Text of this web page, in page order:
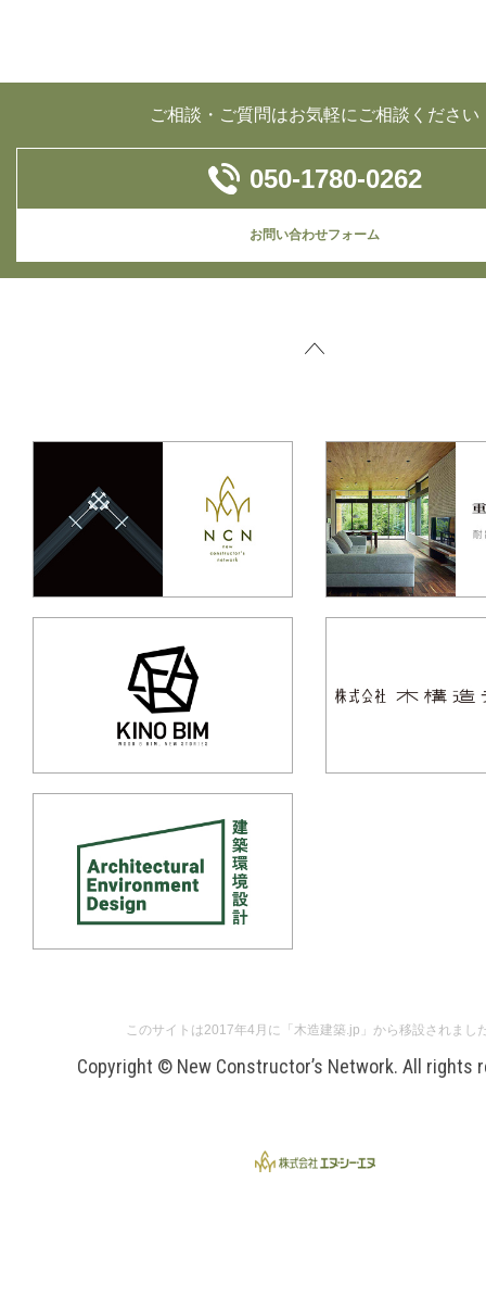
ご相談・ご質問はお気軽にご相談ください
050-1780-0262
お問い合わせフォーム
このサイトは2017年4月に「木造建築.jp」から移設されまし
Copyright © New Constructor’s Network. All rights